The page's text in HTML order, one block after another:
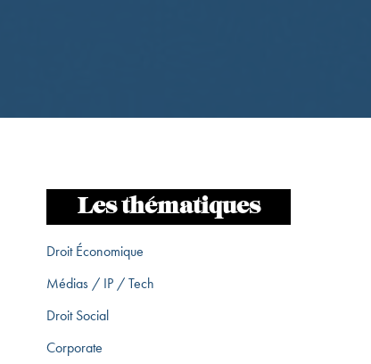
Les thématiques
Droit Économique
Médias / IP / Tech
Droit Social
Corporate